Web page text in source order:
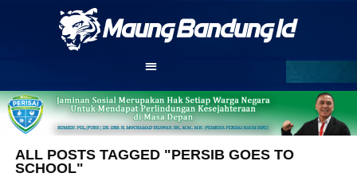
ALL POSTS TAGGED "PERSIB GOES TO
SCHOOL"